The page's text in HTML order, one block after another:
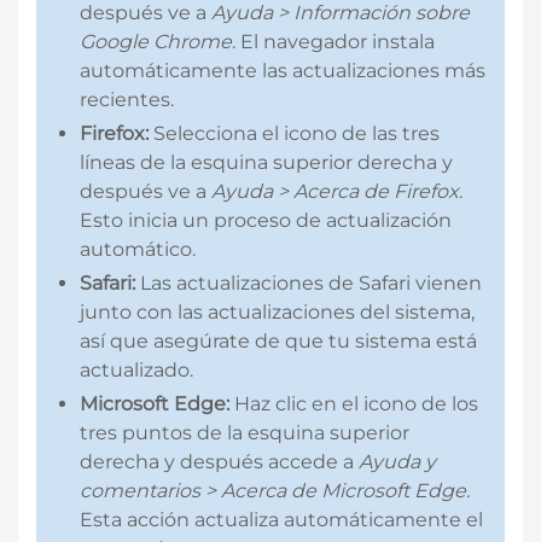
después ve a Ayuda > Información sobre
Google Chrome. El navegador instala
automáticamente las actualizaciones más
recientes.
Firefox: Selecciona el icono de las tres
líneas de la esquina superior derecha y
después ve a Ayuda > Acerca de Firefox.
Esto inicia un proceso de actualización
automático.
Safari: Las actualizaciones de Safari vienen
junto con las actualizaciones del sistema,
así que asegúrate de que tu sistema está
actualizado.
Microsoft Edge: Haz clic en el icono de los
tres puntos de la esquina superior
derecha y después accede a Ayuda y
comentarios > Acerca de Microsoft Edge.
Esta acción actualiza automáticamente el